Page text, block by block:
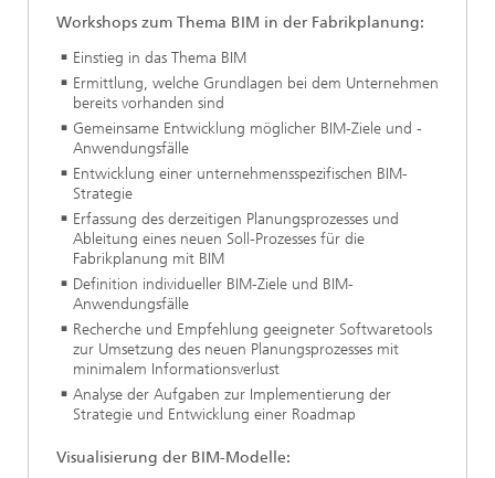
Workshops zum Thema BIM in der Fabrikplanung:
Einstieg in das Thema BIM
Ermittlung, welche Grundlagen bei dem Unternehmen
bereits vorhanden sind
Gemeinsame Entwicklung möglicher BIM-Ziele und -
Anwendungsfälle
Entwicklung einer unternehmensspezifischen BIM-
Strategie
Erfassung des derzeitigen Planungsprozesses und
Ableitung eines neuen Soll-Prozesses für die
Fabrikplanung mit BIM
Definition individueller BIM-Ziele und BIM-
Anwendungsfälle
Recherche und Empfehlung geeigneter Softwaretools
zur Umsetzung des neuen Planungsprozesses mit
minimalem Informationsverlust
Analyse der Aufgaben zur Implementierung der
Strategie und Entwicklung einer Roadmap
Visualisierung der BIM-Modelle: